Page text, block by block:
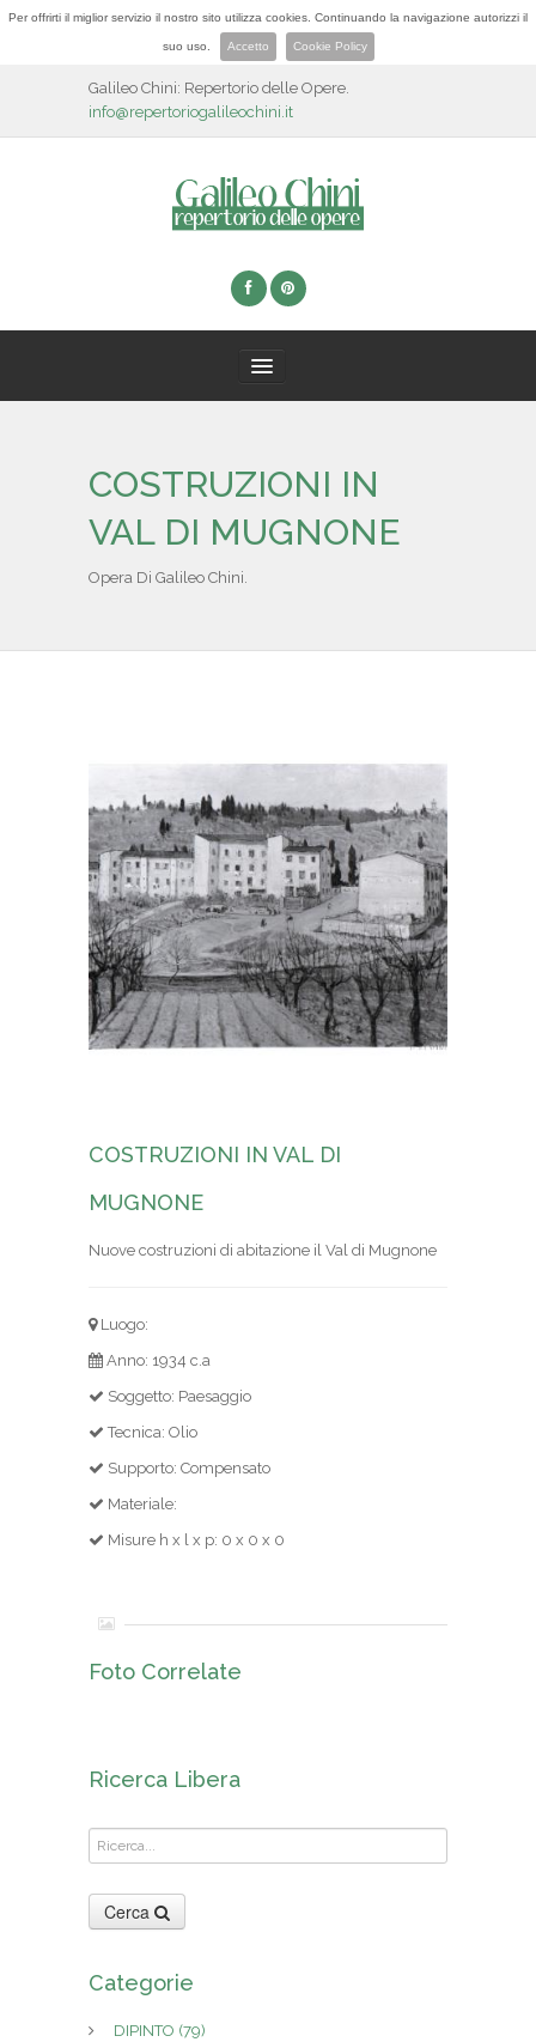
Per offrirti il miglior servizio il nostro sito utilizza cookies. Continuando la navigazione autorizzi il
suo uso. Accetto Cookie Policy
Galileo Chini: Repertorio delle Opere.
info@repertoriogalileochini.it
BIOGRAFIA
CONTATTI
COSTRUZIONI IN
VAL DI MUGNONE
Opera Di Galileo Chini.
COSTRUZIONI IN VAL DI
MUGNONE
Nuove costruzioni di abitazione il Val di Mugnone
Luogo:
Anno: 1934 c.a
Soggetto: Paesaggio
Tecnica: Olio
Supporto: Compensato
Materiale:
Misure h x l x p: 0 x 0 x 0
Foto Correlate
Ricerca Libera
Cerca
Categorie
DIPINTO (79)